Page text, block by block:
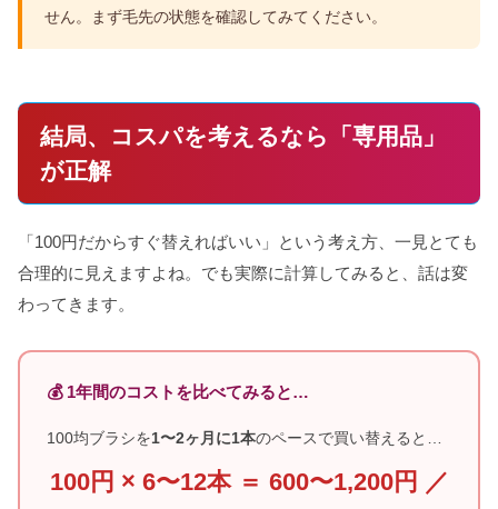
せん。まず毛先の状態を確認してみてください。
結局、コスパを考えるなら「専用品」
が正解
「100円だからすぐ替えればいい」という考え方、一見とても
合理的に見えますよね。でも実際に計算してみると、話は変
わってきます。
💰 1年間のコストを比べてみると…
100均ブラシを1〜2ヶ月に1本のペースで買い替えると…
100円 × 6〜12本 ＝ 600〜1,200円 ／